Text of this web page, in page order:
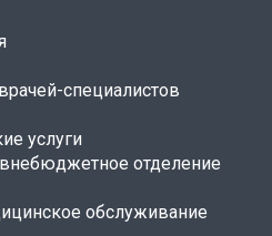
специалистов
услуги
отделение
обслуживание